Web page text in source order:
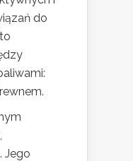
do
Jego